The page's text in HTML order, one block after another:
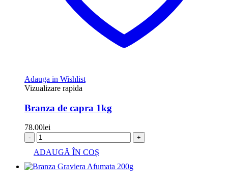
Adauga in Wishlist
Vizualizare rapida
Branza de capra 1kg
78.00lei
- +
ADAUGĂ ÎN COȘ